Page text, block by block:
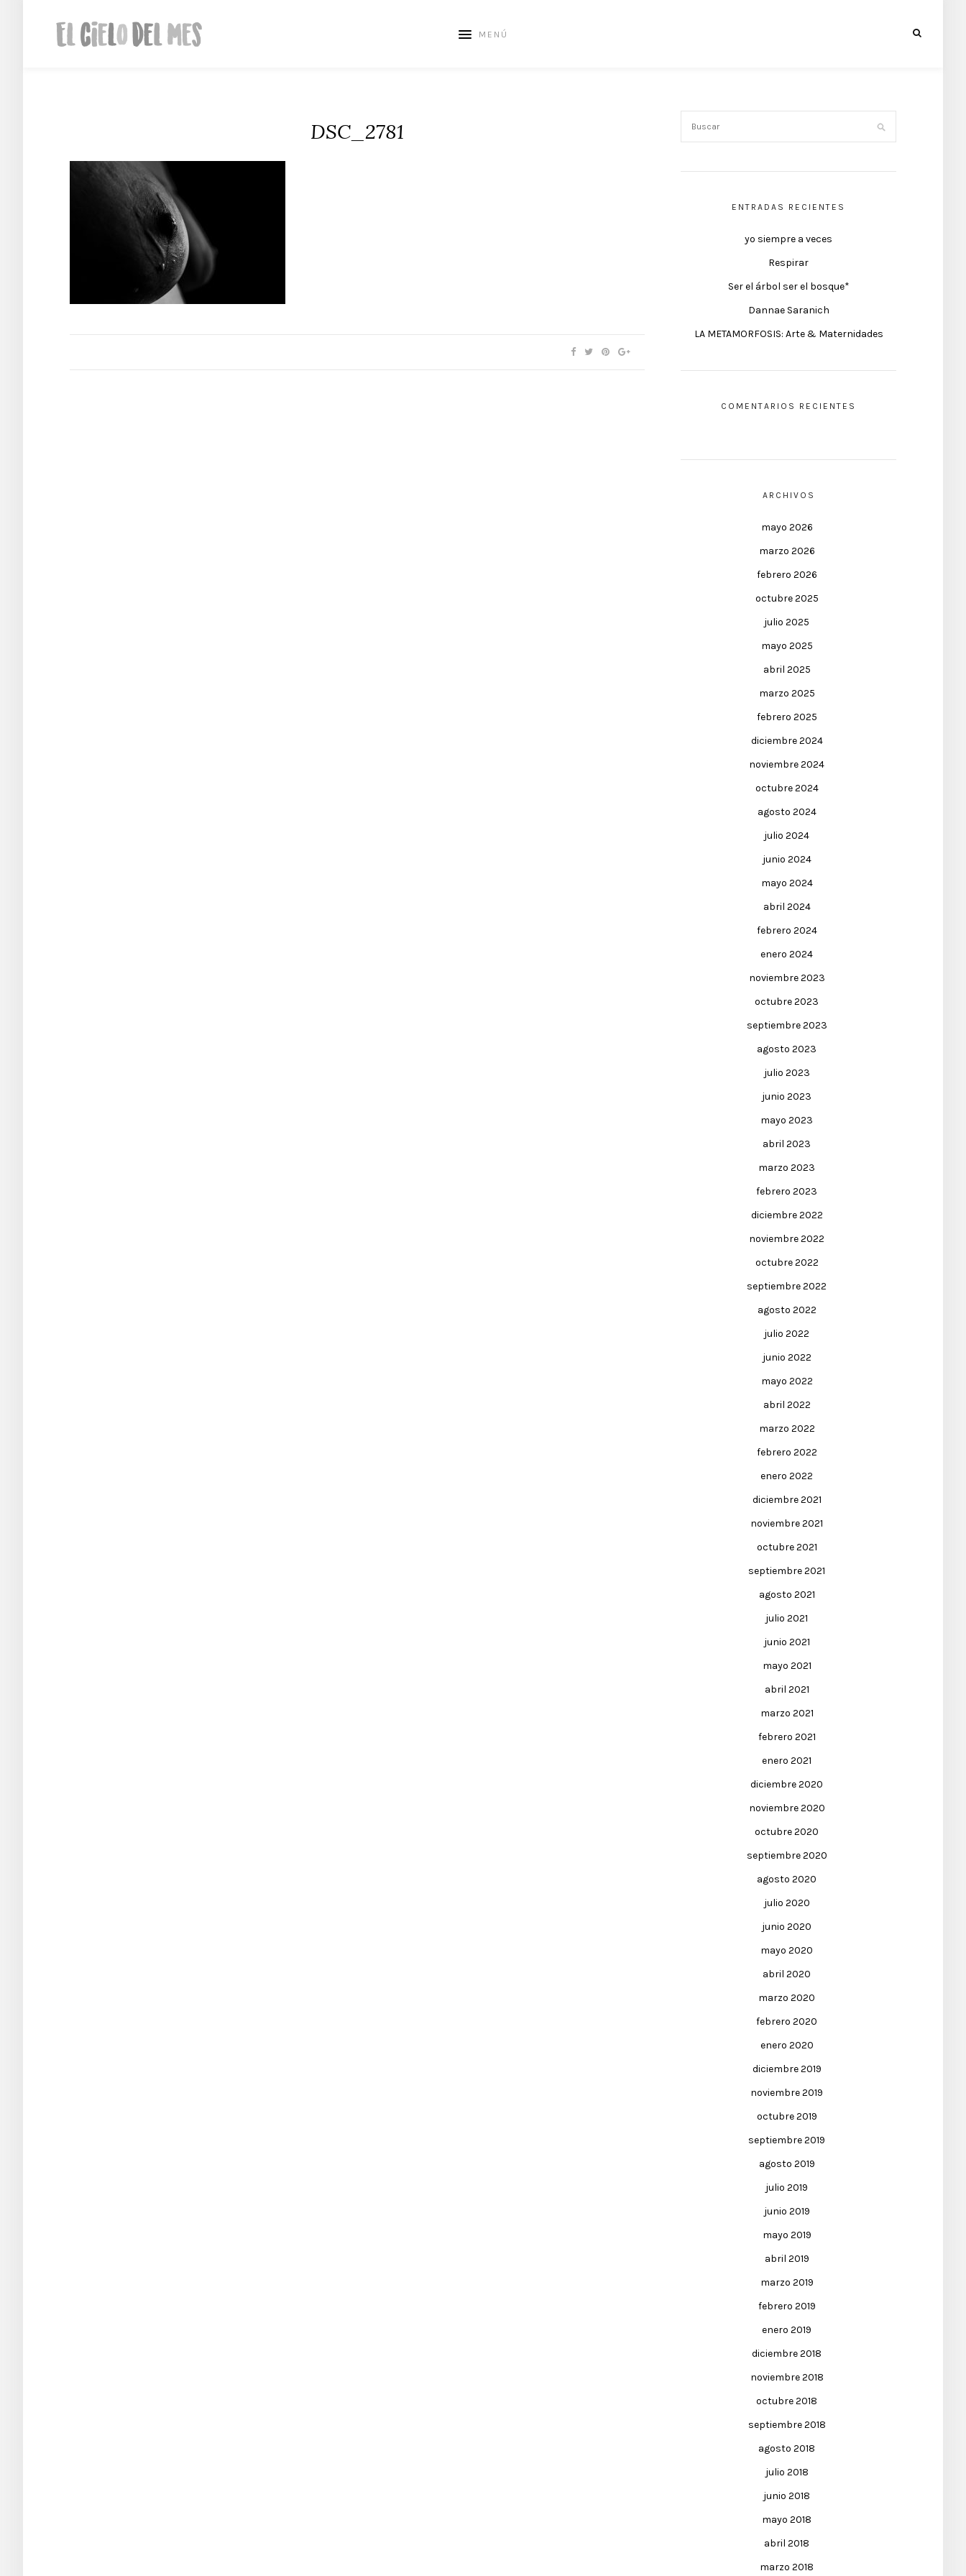
MENÚ
DSC_2781
ENTRADAS RECIENTES
yo siempre a veces
Respirar
Ser el árbol ser el bosque*
Dannae Saranich
LA METAMORFOSIS: Arte & Maternidades
COMENTARIOS RECIENTES
ARCHIVOS
mayo 2026
marzo 2026
febrero 2026
octubre 2025
julio 2025
mayo 2025
abril 2025
marzo 2025
febrero 2025
diciembre 2024
noviembre 2024
octubre 2024
agosto 2024
julio 2024
junio 2024
mayo 2024
abril 2024
febrero 2024
enero 2024
noviembre 2023
octubre 2023
septiembre 2023
agosto 2023
julio 2023
junio 2023
mayo 2023
abril 2023
marzo 2023
febrero 2023
diciembre 2022
noviembre 2022
octubre 2022
septiembre 2022
agosto 2022
julio 2022
junio 2022
mayo 2022
abril 2022
marzo 2022
febrero 2022
enero 2022
diciembre 2021
noviembre 2021
octubre 2021
septiembre 2021
agosto 2021
julio 2021
junio 2021
mayo 2021
abril 2021
marzo 2021
febrero 2021
enero 2021
diciembre 2020
noviembre 2020
octubre 2020
septiembre 2020
agosto 2020
julio 2020
junio 2020
mayo 2020
abril 2020
marzo 2020
febrero 2020
enero 2020
diciembre 2019
noviembre 2019
octubre 2019
septiembre 2019
agosto 2019
julio 2019
junio 2019
mayo 2019
abril 2019
marzo 2019
febrero 2019
enero 2019
diciembre 2018
noviembre 2018
octubre 2018
septiembre 2018
agosto 2018
julio 2018
junio 2018
mayo 2018
abril 2018
marzo 2018